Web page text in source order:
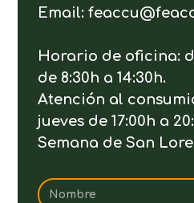
Email:
Horario de oficina:
de 8:30h a 14:30h.
Atención al
jueves de 17:00h a
Semana de San